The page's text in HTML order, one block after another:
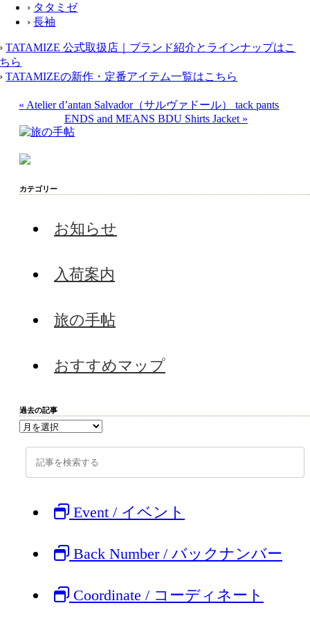
› タタミゼ
›長袖
›TATAMIZE 公式取扱店｜ブランド紹介とラインナップはこ
ちら
›TATAMIZEの新作・定番アイテム一覧はこちら
« Atelier d’antan Salvador（サルヴァドール） tack pants
ENDS and MEANS BDU Shirts Jacket »
カテゴリー
お知らせ
入荷案内
旅の手帖
おすすめマップ
過去の記事
Event / イベント
Back Number / バックナンバー
Coordinate / コーディネート